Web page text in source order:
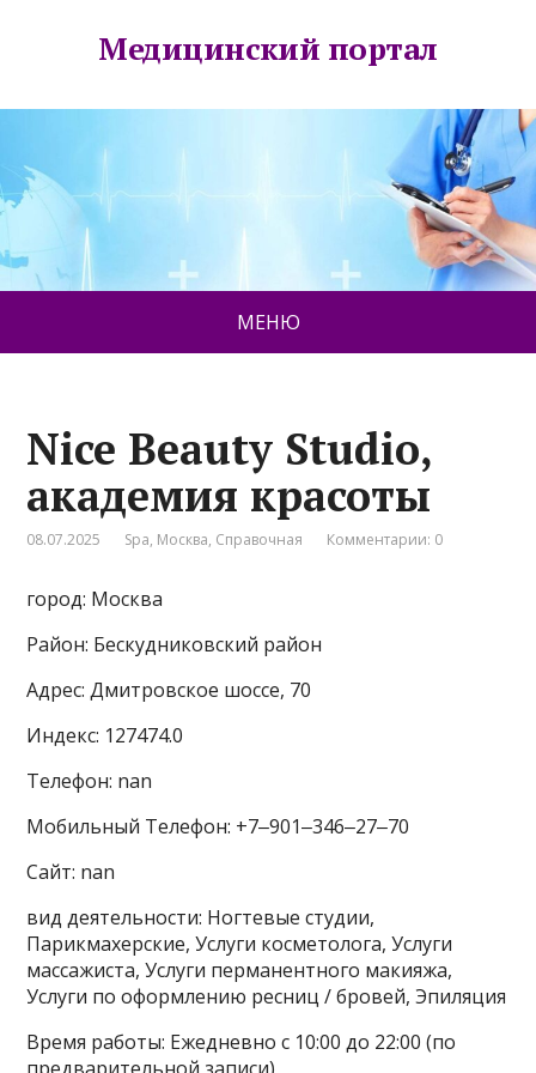
Медицинский портал
МЕНЮ
Nice Beauty Studio,
академия красоты
08.07.2025 Spa, Москва, Справочная Комментарии: 0
город: Москва
Район: Бескудниковский район
Адрес: Дмитровское шоссе, 70
Индекс: 127474.0
Телефон: nan
Мобильный Телефон: +7‒901‒346‒27‒70
Сайт: nan
вид деятельности: Ногтевые студии,
Парикмахерские, Услуги косметолога, Услуги
массажиста, Услуги перманентного макияжа,
Услуги по оформлению ресниц / бровей, Эпиляция
Время работы: Ежедневно с 10:00 до 22:00 (по